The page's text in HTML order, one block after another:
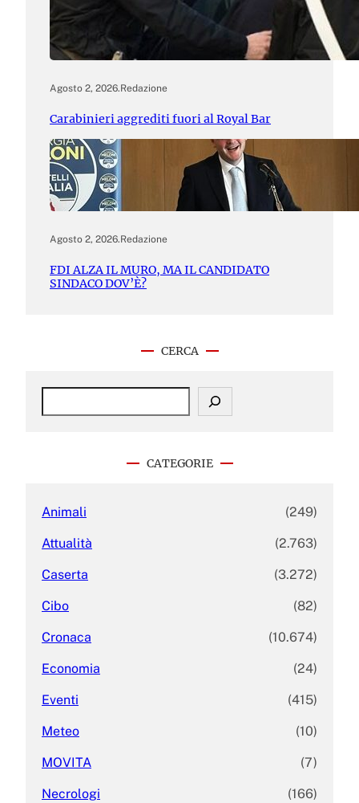
Agosto 2, 2026.Redazione
Carabinieri aggrediti fuori al Royal Bar
Agosto 2, 2026.Redazione
FDI ALZA IL MURO, MA IL CANDIDATO
SINDACO DOV’È?
CERCA
S
CATEGORIE
Animali (249)
Attualità (2.763)
Caserta (3.272)
Cibo (82)
Cronaca (10.674)
Economia (24)
Eventi (415)
Meteo (10)
MOVITA (7)
Necrologi (166)